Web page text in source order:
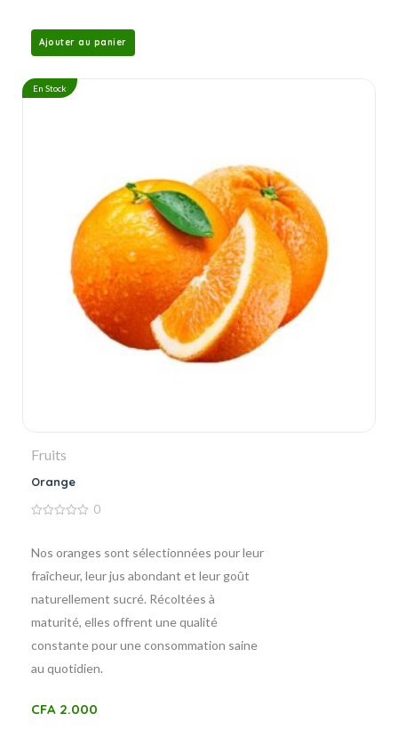
Ajouter au panier
En Stock
Fruits
Orange
5
0
Nos oranges sont sélectionnées pour leur
fraîcheur, leur jus abondant et leur goût
naturellement sucré. Récoltées à
maturité, elles offrent une qualité
constante pour une consommation saine
au quotidien.
CFA 2.000